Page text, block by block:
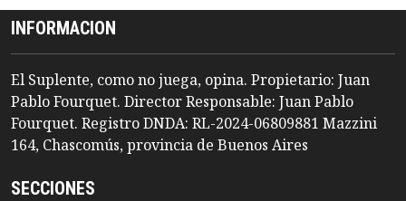
INFORMACION
El Suplente, como no juega, opina. Propietario: Juan
Pablo Fourquet. Director Responsable: Juan Pablo
Fourquet. Registro DNDA: RL-2024-06809881 Mazzini
164, Chascomús, provincia de Buenos Aires
SECCIONES